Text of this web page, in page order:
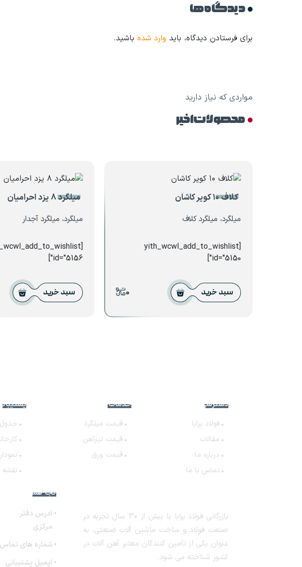
دیدگاه ها
برای فرستادن دیدگاه، باید وارد شده باشید.
مواردی که نیاز دارید
محصولات اخیر
کلاف ۱۰ کویر کاشان
میلگرد، میلگرد کلاف
[yith_wcwl_add_to_wishlist
id="5150"]
سبد خرید 0
میلگرد ۸ یزد احرامیان
میلگرد، میلگرد آجدار
id="5156"]
سبد خرید
دسترسی سریع
فولاد برابا
مقالات
درباره ما
تماس با ما
خدمات فولاد برابا
قیمت میلگرد
قیمت تیرآهن
قیمت ورق
پشتیبانی
بازرگانی فولاد برابا با بیش از 30 سال تجربه در
صنعت فولاد و ساخت ماشین آلات صنعتی، به
عنوان یکی از تامین کنندگان معتبر آهن آلات در
کشور شناخته می شود.
کجا هستیم؟
آدرس دفتر
مرکزی
شماره های تماس
ایمیل پشتیبانی